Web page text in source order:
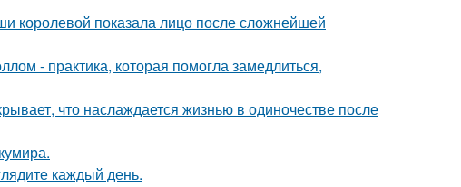
королевой показала лицо после сложнейшей
- практика, которая помогла замедлиться,
что наслаждается жизнью в одиночестве после
каждый день.